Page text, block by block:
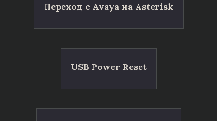
Переход с Avaya на Asterisk
USB Power Reset